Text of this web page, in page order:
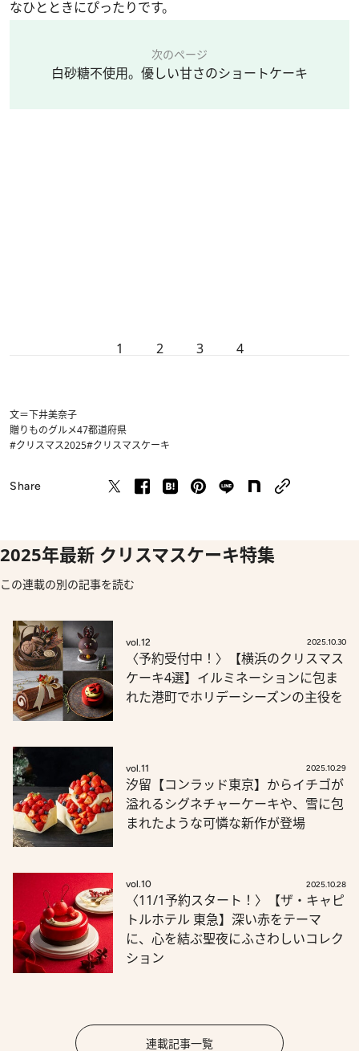
なひとときにぴったりです。
次のページ
白砂糖不使用。優しい甘さのショートケーキ
1 2 3 4
文＝下井美奈子
贈りものグルメ47都道府県
#クリスマス2025#クリスマスケーキ
Share
2025年最新 クリスマスケーキ特集
この連載の別の記事を読む
vol.12 2025.10.30
〈予約受付中！〉【横浜のクリスマス
ケーキ4選】イルミネーションに包ま
れた港町でホリデーシーズンの主役を
vol.11 2025.10.29
汐留【コンラッド東京】からイチゴが
溢れるシグネチャーケーキや、雪に包
まれたような可憐な新作が登場
vol.10 2025.10.28
〈11/1予約スタート！〉【ザ・キャピ
トルホテル 東急】深い赤をテーマ
に、心を結ぶ聖夜にふさわしいコレク
ション
連載記事一覧